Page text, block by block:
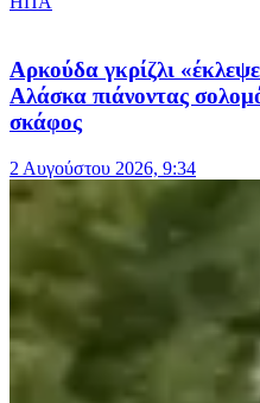
Αρκούδα γκρίζλι
Αλάσκα πιάνοντας
σκάφος
2 Αυγούστου 2026, 9:34